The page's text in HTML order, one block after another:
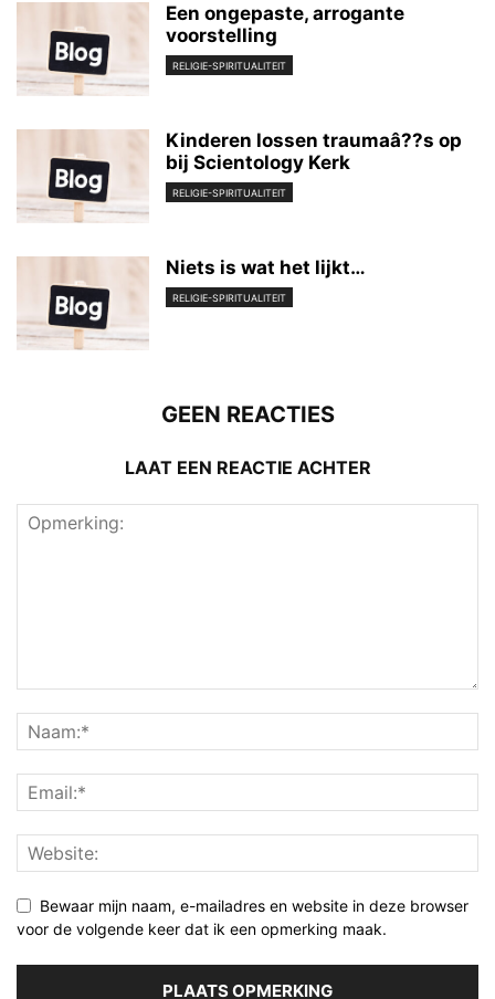
Een ongepaste, arrogante
voorstelling
RELIGIE-SPIRITUALITEIT
Kinderen lossen traumaâ??s op
bij Scientology Kerk
RELIGIE-SPIRITUALITEIT
Niets is wat het lijkt…
RELIGIE-SPIRITUALITEIT
GEEN REACTIES
LAAT EEN REACTIE ACHTER
Bewaar mijn naam, e-mailadres en website in deze browser
voor de volgende keer dat ik een opmerking maak.